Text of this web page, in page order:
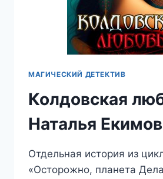
МАГИЧЕСКИЙ ДЕТЕКТИВ
Колдовская
Наталья
Отдельная история из
«Осторожно, планета